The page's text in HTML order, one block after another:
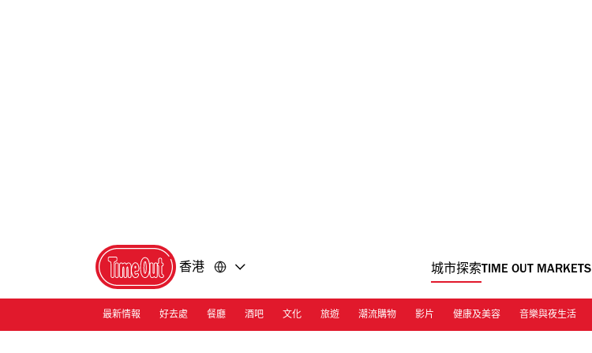
香港 城市探索TIME OUT MARKETS
最新情報 好去處 餐廳 酒吧 文化 旅遊 潮流購物 影片 健康及美容 音樂與夜生活